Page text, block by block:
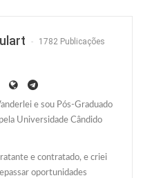
1782 Publicações
e sou Pós-Graduado
Universidade Cândido
e contratado, e criei
oportunidades